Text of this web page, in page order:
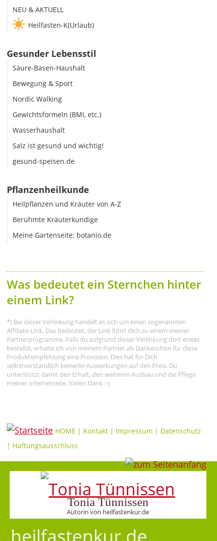
NEU & AKTUELL
Heilfasten-K(Urlaub)
Gesunder Lebensstil
Säure-Basen-Haushalt
Bewegung & Sport
Nordic Walking
Gewichtsformeln (BMI, etc.)
Wasserhaushalt
Salz ist gesund und wichtig!
gesund-speisen.de
Pflanzenheilkunde
Heilpflanzen und Kräuter von A-Z
Berühmte Kräuterkundige
Meine Gartenseite: botanio.de
Was bedeutet ein Sternchen hinter
einem Link?
*) Bei dieser Verlinkung handelt es sich um einen sogenannten
Affiliate-Link. Das bedeutet, der Link führt dich zu einem meiner
Partnerprogramme. Falls du aufgrund dieser Verlinkung dort etwas
bestellst, erhalte ich von meinem Partner als Dankeschön für diese
Produktempfehlung eine Provision. Dies hat für Dich
selbstverständlich keinerlei Auswirkungen auf den Preis. Du
unterstützt damit den Erhalt, den weiteren Ausbau und die Pflege
meiner Internetseite. Vielen Dank :-)
HOME | Kontakt | Impressum | Datenschutz
| Haftungsausschluss
Tonia Tünnissen
Autorin von heilfastenkur.de
heilfastenkur.de